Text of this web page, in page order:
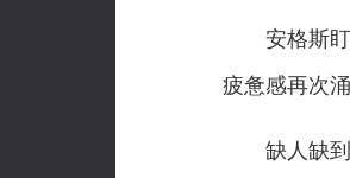
安格斯盯
疲惫感再次涌
缺人缺到